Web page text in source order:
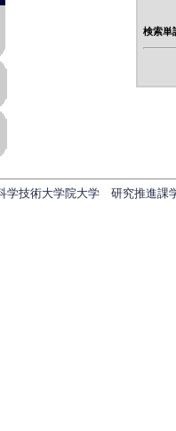
検索単
学技術大学院大学 研究推進課